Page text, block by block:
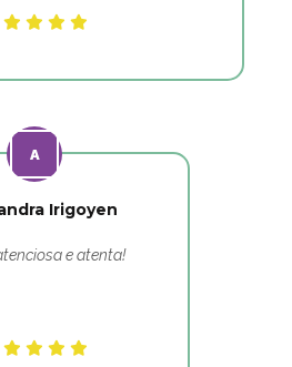
Irigoyen
e atenta!